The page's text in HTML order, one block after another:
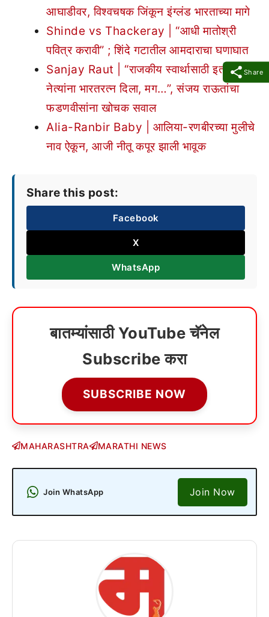
Share
आघाडीवर, विश्वचषक जिंकून इंग्लंड भारताच्या मागे
Shinde vs Thackeray | “आधी मातोश्री
पवित्र करावी” ; शिंदे गटातील आमदाराचा घणाघात
Sanjay Raut | “राजकीय स्वार्थासाठी इतर
नेत्यांना भारतरत्न दिला, मग…”, संजय राऊतांचा
फडणवीसांना खोचक सवाल
Alia-Ranbir Baby | आलिया-रणबीरच्या मुलीचे
नाव ऐकून, आजी नीतू कपूर झाली भावूक
Share this post:
Facebook
X
WhatsApp
बातम्यांसाठी YouTube चॅनेल
Subscribe करा
SUBSCRIBE NOW
MAHARASHTRA MARATHI NEWS
Join WhatsApp Join Now